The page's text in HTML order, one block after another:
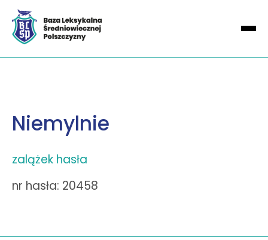
Niemylnie
zalążek hasła
nr hasła: 20458